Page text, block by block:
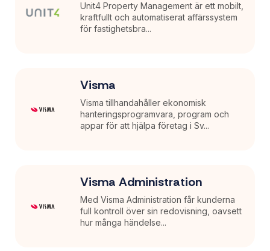
Unit4 Property Management är ett mobilt,
kraftfullt och automatiserat affärssystem
för fastighetsbra...
Visma
Visma tillhandahåller ekonomisk
hanteringsprogramvara, program och
appar för att hjälpa företag i Sv...
Visma Administration
Med Visma Administration får kunderna
full kontroll över sin redovisning, oavsett
hur många händelse...